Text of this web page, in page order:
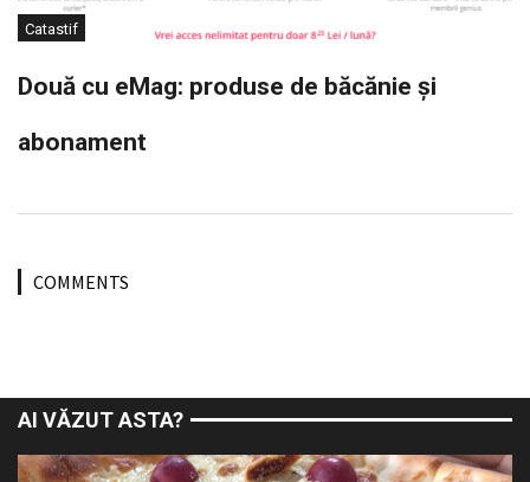
Catastif
Două cu eMag: produse de băcănie și
abonament
COMMENTS
AI VĂZUT ASTA?